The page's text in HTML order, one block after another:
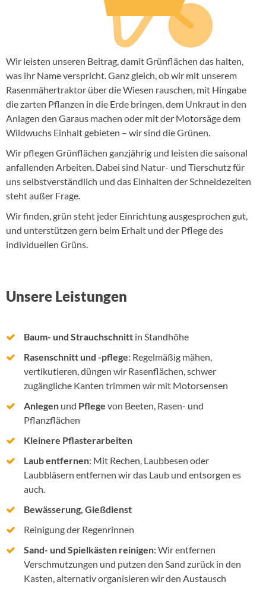
Wir leisten unseren Beitrag, damit Grünflächen das halten,
was ihr Name verspricht. Ganz gleich, ob wir mit unserem
Rasenmähertraktor über die Wiesen rauschen, mit Hingabe
die zarten Pflanzen in die Erde bringen, dem Unkraut in den
Anlagen den Garaus machen oder mit der Motorsäge dem
Wildwuchs Einhalt gebieten – wir sind die Grünen.
Wir pflegen Grünflächen ganzjährig und leisten die saisonal
anfallenden Arbeiten. Dabei sind Natur- und Tierschutz für
uns selbstverständlich und das Einhalten der Schneidezeiten
steht außer Frage.
Wir finden, grün steht jeder Einrichtung ausgesprochen gut,
und unterstützen gern beim Erhalt und der Pflege des
individuellen Grüns.
Unsere Leistungen
Baum- und Strauchschnitt in Standhöhe
Rasenschnitt und -pflege: Regelmäßig mähen,
vertikutieren, düngen wir Rasenflächen, schwer
zugängliche Kanten trimmen wir mit Motorsensen
Anlegen und Pflege von Beeten, Rasen- und
Pflanzflächen
Kleinere Pflasterarbeiten
Laubentfernen: Mit Rechen, Laubbesen oder
Laubbläsern entfernen wir das Laub und entsorgen es
auch.
Bewässerung, Gießdienst
Reinigung der Regenrinnen
Sand- und Spielkästen reinigen: Wir entfernen
Verschmutzungen und putzen den Sand zurück in den
Kasten, alternativ organisieren wir den Austausch